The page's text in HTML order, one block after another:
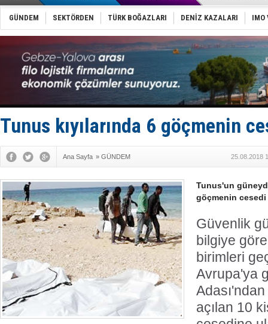
Türkiye-
Türk
Deniz
DÖDER,
Fairline,
Baltık
Runit
Limana
Türk
Hüseyin
Med
GÜNDEM SEKTÖRDEN TÜRK BOĞAZLARI DENİZ KAZALARI IMO
Tunus kıyılarında 6 göçmenin
Ana Sayfa » GÜNDEM 25.08.2018
Tunus'un
göçmenin
Güvenlik
bilgiye
birimleri
Avrupa'ya
açılan 10